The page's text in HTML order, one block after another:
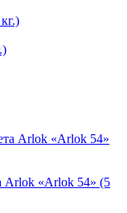
Arlok «Arlok 54» (5